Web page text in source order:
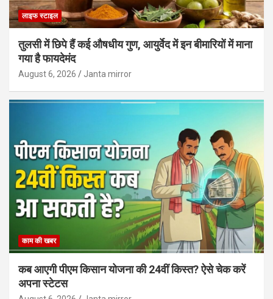
लाइफ स्टाइल
तुलसी में छिपे हैं कई औषधीय गुण, आयुर्वेद में इन बीमारियों में माना
गया है फायदेमंद
August 6, 2026 Janta mirror
काम की खबर
कब आएगी पीएम किसान योजना की 24वीं किस्त? ऐसे चेक करें
अपना स्टेटस